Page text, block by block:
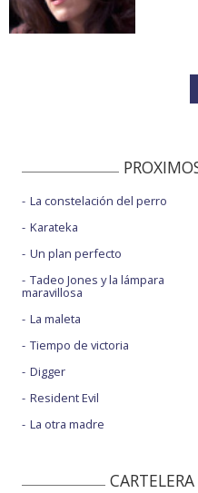
La constelación del perro
Karateka
Un plan perfecto
Tadeo Jones y la lámpara
maravillosa
La maleta
Tiempo de victoria
Digger
Resident Evil
La otra madre